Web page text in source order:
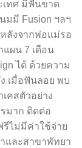
เทศ มีฟันขาด
มมี Fusion ฯลฯ
ลังจากพ่อแม่รอ
ผน 7 เดือน
ได้ ด้วยความ
เมื่อฟันลอย พบ
คสตัวอย่าง
มาก ติดต่อ
ไม่มีค่าใช้จ่าย
และสาขาพัทยา